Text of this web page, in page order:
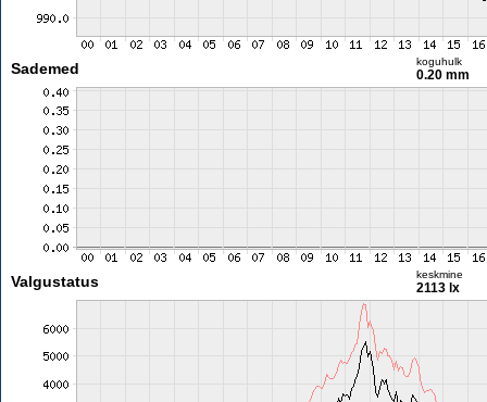
Sademed koguhulk
0.20 mm
Valgustatus keskmine
2113 lx